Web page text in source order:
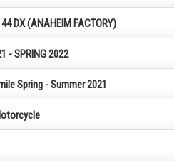
DX (ANAHEIM FACTORY)
- SPRING 2022
Spring - Summer 2021